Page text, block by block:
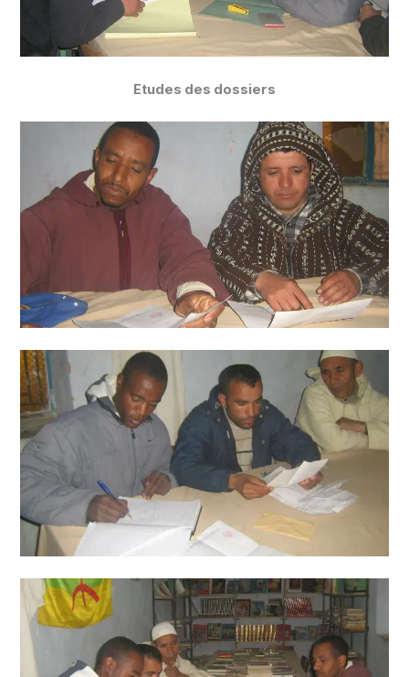
Etudes des dossiers